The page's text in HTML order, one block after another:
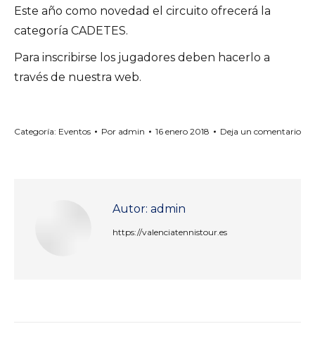
Este año como novedad el circuito ofrecerá la
categoría CADETES.
Para inscribirse los jugadores deben hacerlo a
través de nuestra web.
Categoría: Eventos Por admin 16 enero 2018 Deja un comentario
Autor: admin
https://valenciatennistour.es